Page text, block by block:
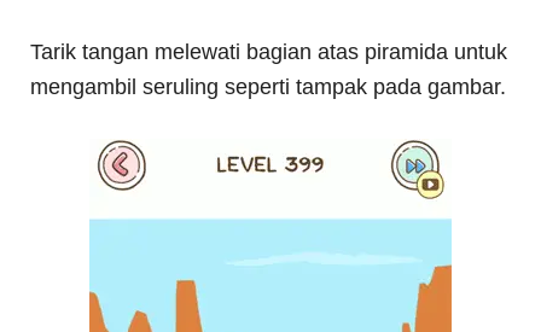
Tarik tangan melewati bagian atas piramida untuk
mengambil seruling seperti tampak pada gambar.